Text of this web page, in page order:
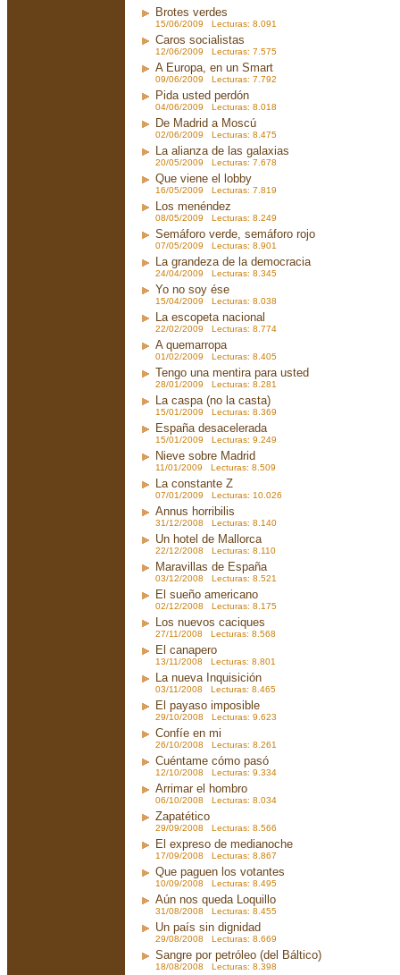
Brotes verdes
15/06/2009 Lecturas: 8.091
Caros socialistas
12/06/2009 Lecturas: 7.575
A Europa, en un Smart
09/06/2009 Lecturas: 7.792
Pida usted perdón
04/06/2009 Lecturas: 8.018
De Madrid a Moscú
02/06/2009 Lecturas: 8.475
La alianza de las galaxias
20/05/2009 Lecturas: 7.678
Que viene el lobby
16/05/2009 Lecturas: 7.819
Los menéndez
08/05/2009 Lecturas: 8.249
Semáforo verde, semáforo rojo
07/05/2009 Lecturas: 8.901
La grandeza de la democracia
24/04/2009 Lecturas: 8.345
Yo no soy ése
15/04/2009 Lecturas: 8.038
La escopeta nacional
22/02/2009 Lecturas: 8.774
A quemarropa
01/02/2009 Lecturas: 8.405
Tengo una mentira para usted
28/01/2009 Lecturas: 8.281
La caspa (no la casta)
15/01/2009 Lecturas: 8.369
España desacelerada
15/01/2009 Lecturas: 9.249
Nieve sobre Madrid
11/01/2009 Lecturas: 8.509
La constante Z
07/01/2009 Lecturas: 10.026
Annus horribilis
31/12/2008 Lecturas: 8.140
Un hotel de Mallorca
22/12/2008 Lecturas: 8.110
Maravillas de España
03/12/2008 Lecturas: 8.521
El sueño americano
02/12/2008 Lecturas: 8.175
Los nuevos caciques
27/11/2008 Lecturas: 8.568
El canapero
13/11/2008 Lecturas: 8.801
La nueva Inquisición
03/11/2008 Lecturas: 8.465
El payaso imposible
29/10/2008 Lecturas: 9.623
Confíe en mi
26/10/2008 Lecturas: 8.261
Cuéntame cómo pasó
12/10/2008 Lecturas: 9.334
Arrimar el hombro
06/10/2008 Lecturas: 8.034
Zapatético
29/09/2008 Lecturas: 8.566
El expreso de medianoche
17/09/2008 Lecturas: 8.867
Que paguen los votantes
10/09/2008 Lecturas: 8.495
Aún nos queda Loquillo
31/08/2008 Lecturas: 8.455
Un país sin dignidad
29/08/2008 Lecturas: 8.669
Sangre por petróleo (del Báltico)
18/08/2008 Lecturas: 8.398